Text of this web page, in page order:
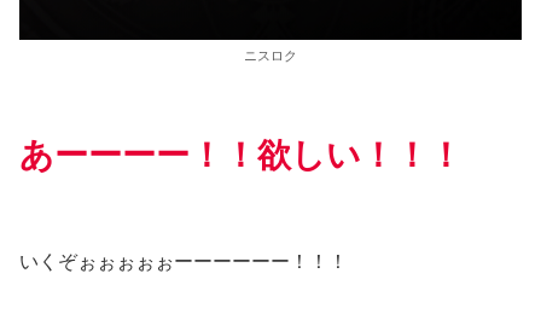
ニスロク
あーーーー！！欲しい！！！
いくぞぉぉぉぉぉーーーーーー！！！